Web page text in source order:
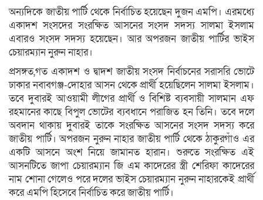
অন্যদিকে জাতীয় পার্টি থেকে নির্বাচিত হয়েছেন দুজন এমপি। এরমধ্যে
একাদশ সংসদের সংরক্ষিত আসনের সংসদ সদস্য সালমা ইসলাম
এবারও সংসদ সদস্য হয়েছেন। আর অপরজন জাতীয় পার্টির ভাইস
চেয়ারম্যান নুরুন নাহার।
প্রসঙ্গত,গত একাদশ ও দ্বাদশ জাতীয় সংসদ নির্বাচনের সরাসরি ভোটে
ঢাকার নবাবগঞ্জ-দোহার আসন থেকে প্রার্থী হয়েছিলেন সালমা ইসলাম।
তবে দুবারই আওয়ামী লীগের প্রার্থী ও বিশিষ্ট ব্যবসায়ী সালমান এফ
রহমানের কাছে বিপুল ভোটের ব্যবধানে পরাজিত হন তিনি। তবে দলে
অবদান থাকায় দুবারই তাকে সংরক্ষিত আসনের সংসদ সদস্য করে
জাতীয় পার্টি। অপরজন নুরুন নাহার জাতীয় পার্টি থেকে ঠাকুরগাঁও এর
একটি আসনে অংশ নিয়ে জামানত হারান। শুরুতে সংরক্ষিত এই
আসনটিতে জাপা চেয়ারম্যান জি এম কাদেরের স্ত্রী শেরিফা কাদেরের
নাম শোনা গেলেও পরে দলের ভাইস চেয়ারম্যান নুরুন নাহারকেই প্রার্থী
করে এমপি হিসেবে নির্বাচিত করে জাতীয় পার্টি।